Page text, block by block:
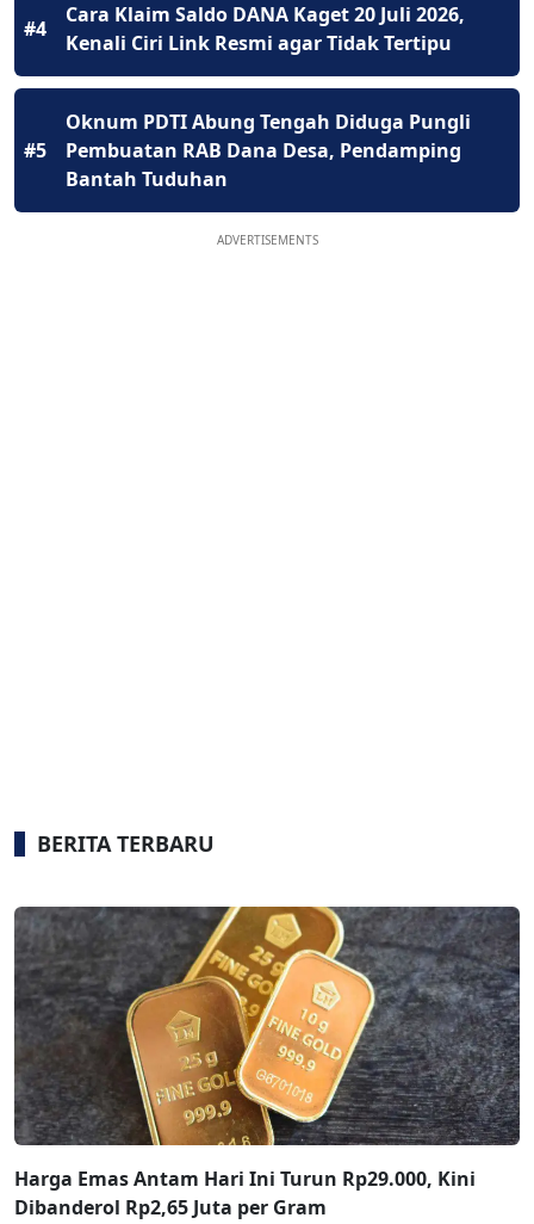
#4
Cara Klaim Saldo DANA Kaget 20 Juli 2026,
Kenali Ciri Link Resmi agar Tidak Tertipu
#5
Oknum PDTI Abung Tengah Diduga Pungli
Pembuatan RAB Dana Desa, Pendamping
Bantah Tuduhan
ADVERTISEMENTS
BERITA TERBARU
Harga Emas Antam Hari Ini Turun Rp29.000, Kini
Dibanderol Rp2,65 Juta per Gram